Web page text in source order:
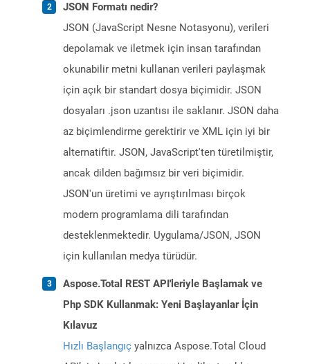
JSON Formatı nedir?
JSON (JavaScript Nesne Notasyonu), verileri
depolamak ve iletmek için insan tarafından
okunabilir metni kullanan verileri paylaşmak
için açık bir standart dosya biçimidir. JSON
dosyaları .json uzantısı ile saklanır. JSON daha
az biçimlendirme gerektirir ve XML için iyi bir
alternatiftir. JSON, JavaScript'ten türetilmiştir,
ancak dilden bağımsız bir veri biçimidir.
JSON'un üretimi ve ayrıştırılması birçok
modern programlama dili tarafından
desteklenmektedir. Uygulama/JSON, JSON
için kullanılan medya türüdür.
Aspose.Total REST API'leriyle Başlamak ve
Php SDK Kullanmak: Yeni Başlayanlar İçin
Kılavuz
Hızlı Başlangıç yalnızca Aspose.Total Cloud